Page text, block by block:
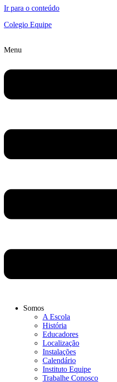
Ir para o conteúdo
Colegio Equipe
Menu
Somos
A Escola
História
Educadores
Localização
Instalações
Calendário
Instituto Equipe
Trabalhe Conosco